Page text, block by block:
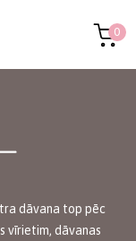
0
dāvana top pēc
vīrietim, dāvanas